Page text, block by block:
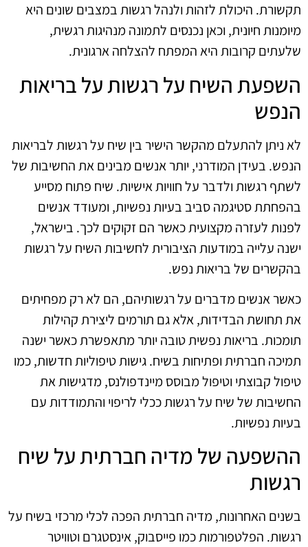
תקשורת. היכולת לזהות ולנהל רגשות במצבים שונים היא
מיומנות חיונית, וכאן נכנסים לתמונה מנהיגות רגשית,
שלעתים קרובות היא המפתח להצלחה ארגונית.
השפעת השיח על רגשות על בריאות
הנפש
לא ניתן להתעלם מהקשר הישיר בין שיח על רגשות לבריאות
הנפש. בעידן המודרני, יותר אנשים מבינים את החשיבות של
לשתף רגשות ולדבר על חוויות אישיות. שיח פתוח מסייע
בהפחתת סטיגמה סביב בעיות נפשיות, ומעודד אנשים
לפנות לעזרה מקצועית כאשר הם זקוקים לכך. בישראל,
ישנה עלייה במודעות הציבורית לחשיבות השיח על רגשות
בהקשרים של בריאות נפש.
כאשר אנשים מדברים על רגשותיהם, הם לא רק מפחיתים
את תחושת הבדידות, אלא גם תורמים ליצירת קהילות
תומכות. בריאות נפשית טובה יותר מתאפשרת כאשר ישנה
תמיכה חברתית ופתיחות בשיח. גישות טיפוליות חדשות, כמו
טיפול קבוצתי וטיפול מבוסס מיינדפולנס, מדגישות את
החשיבות של שיח על רגשות ככלי לריפוי והתמודדות עם
בעיות נפשיות.
ההשפעה של מדיה חברתית על שיח
רגשות
בשנים האחרונות, מדיה חברתית הפכה לכלי מרכזי בשיח על
רגשות. הפלטפורמות כמו פייסבוק, אינסטגרם וטוויטר